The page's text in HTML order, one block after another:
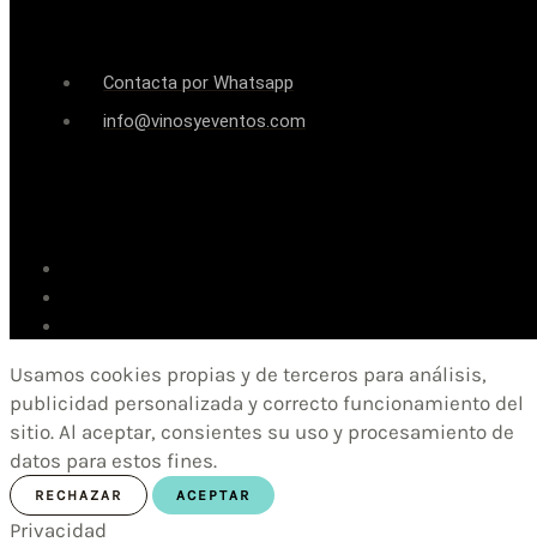
Contacta por Whatsapp
info@vinosyeventos.com
Usamos cookies propias y de terceros para análisis,
publicidad personalizada y correcto funcionamiento del
sitio. Al aceptar, consientes su uso y procesamiento de
datos para estos fines.
RECHAZAR ACEPTAR
Privacidad